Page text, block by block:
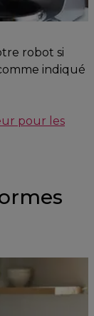
robot si
indiqué
pour les